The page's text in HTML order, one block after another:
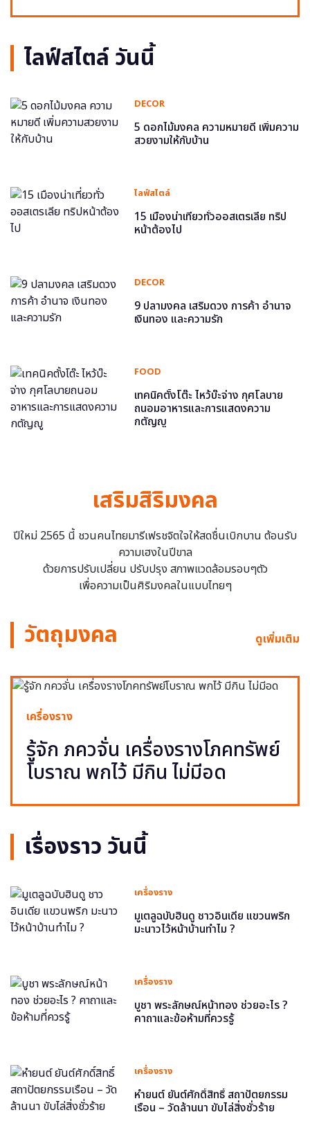
ไลฟ์สไตล์ วันนี้
DECOR
5 ดอกไม้มงคล ความหมายดี เพิ่มความ
สวยงามให้กับบ้าน
ไลฟ์สไตล์
15 เมืองน่าเที่ยวทั่วออสเตรเลีย ทริป
หน้าต้องไป
DECOR
9 ปลามงคล เสริมดวง การค้า อำนาจ
เงินทอง และความรัก
FOOD
เทคนิคตั้งโต๊ะ ไหว้บ๊ะจ่าง กุศโลบาย
ถนอมอาหารและการแสดงความ
กตัญญู
เสริมสิริมงคล
ปีใหม่ 2565 นี้ ชวนคนไทยมารีเฟรชจิตใจให้สดชื่นเบิกบาน ต้อนรับ
ความเฮงในปีขาล
ด้วยการปรับเปลี่ยน ปรับปรุง สภาพแวดล้อมรอบๆตัว
เพื่อความเป็นศิริมงคลในแบบไทยๆ
วัตถุมงคล ดูเพิ่มเติม
เครื่องราง
รู้จัก ภควจั่น เครื่องรางโภคทรัพย์
โบราณ พกไว้ มีกิน ไม่มีอด
เรื่องราว วันนี้
เครื่องราง
มูเตลูฉบับฮินดู ชาวอินเดีย แขวนพริก
มะนาวไว้หน้าบ้านทำไม ?
เครื่องราง
บูชา พระลักษณ์หน้าทอง ช่วยอะไร ?
คาถาและข้อห้ามที่ควรรู้
เครื่องราง
หำยนต์ ยันต์ศักดิ์สิทธิ์ สถาปัตยกรรม
เรือน – วัดล้านนา ขับไล่สิ่งชั่วร้าย